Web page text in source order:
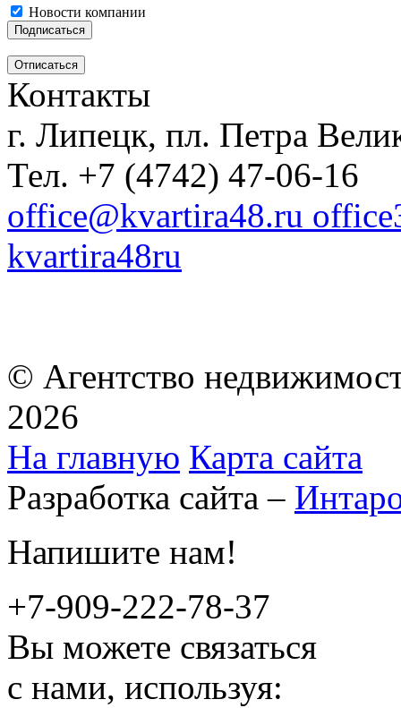
Новости компании
Контакты
г. Липецк, пл. Петра
Тел. +7 (4742) 47-06-16
office@kvartira48.ru
kvartira48ru
© Агентство
2026
На главную Карта сайта
Разработка сайта –
Напишите нам!
+7-909-222-78-37
Вы можете связаться
с нами, используя: